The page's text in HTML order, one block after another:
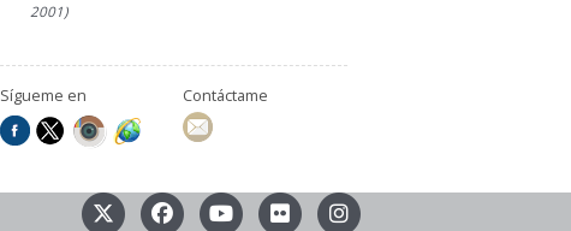
2001)
Sígueme en Contáctame